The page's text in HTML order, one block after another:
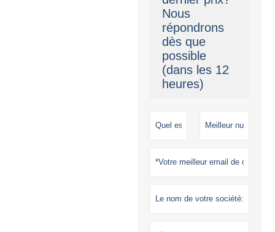
suggérez
d'expédier par
LCL, moins
cher et facile à
organiser
conséquence
Nous
répondrons
dès que
possible
(dans les 12
heures)